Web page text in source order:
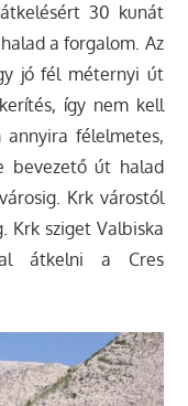
30 kunát
a forgalom. Az
jó fél méternyi út
így nem kell
félelmetes,
bevezető út halad
Krk várostól
Krk sziget Valbiska
átkelni a Cres